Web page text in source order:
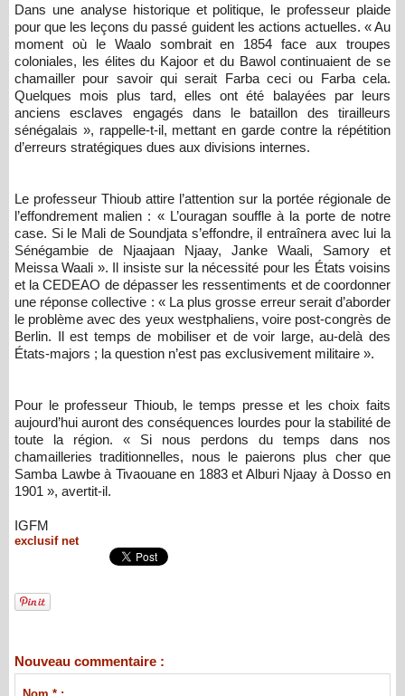
Dans une analyse historique et politique, le professeur plaide
pour que les leçons du passé guident les actions actuelles. « Au
moment où le Waalo sombrait en 1854 face aux troupes
coloniales, les élites du Kajoor et du Bawol continuaient de se
chamailler pour savoir qui serait Farba ceci ou Farba cela.
Quelques mois plus tard, elles ont été balayées par leurs
anciens esclaves engagés dans le bataillon des tirailleurs
sénégalais », rappelle-t-il, mettant en garde contre la répétition
d’erreurs stratégiques dues aux divisions internes.
Le professeur Thioub attire l’attention sur la portée régionale de
l’effondrement malien : « L’ouragan souffle à la porte de notre
case. Si le Mali de Soundjata s’effondre, il entraînera avec lui la
Sénégambie de Njaajaan Njaay, Janke Waali, Samory et
Meissa Waali ». Il insiste sur la nécessité pour les États voisins
et la CEDEAO de dépasser les ressentiments et de coordonner
une réponse collective : « La plus grosse erreur serait d’aborder
le problème avec des yeux westphaliens, voire post-congrès de
Berlin. Il est temps de mobiliser et de voir large, au-delà des
États-majors ; la question n’est pas exclusivement militaire ».
Pour le professeur Thioub, le temps presse et les choix faits
aujourd’hui auront des conséquences lourdes pour la stabilité de
toute la région. « Si nous perdons du temps dans nos
chamailleries traditionnelles, nous le paierons plus cher que
Samba Lawbe à Tivaouane en 1883 et Alburi Njaay à Dosso en
1901 », avertit-il.
IGFM
exclusif net
Nouveau commentaire :